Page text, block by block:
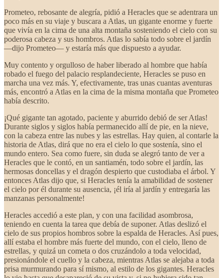
Prometeo, rebosante de alegría, pidió a Heracles que se adentrara un
poco más en su viaje y buscara a Atlas, un gigante enorme y fuerte
que vivía en la cima de una alta montaña sosteniendo el cielo con su
poderosa cabeza y sus hombros. Atlas lo sabía todo sobre el jardín
—dijo Prometeo— y estaría más que dispuesto a ayudar.
Muy contento y orgulloso de haber liberado al hombre que había
robado el fuego del palacio resplandeciente, Heracles se puso en
marcha una vez más. Y, efectivamente, tras unas cuantas aventuras
más, encontró a Atlas en la cima de la misma montaña que Prometeo
había descrito.
¡Qué gigante tan agotado, paciente y aburrido debió de ser Atlas!
Durante siglos y siglos había permanecido allí de pie, en la nieve,
con la cabeza entre las nubes y las estrellas. Hay quien, al contarle la
historia de Atlas, dirá que no era el cielo lo que sostenía, sino el
mundo entero. Sea como fuere, sin duda se alegró tanto de ver a
Heracles que le contó, en un santiamén, todo sobre el jardín, las
hermosas doncellas y el dragón despierto que custodiaba el árbol. Y
entonces Atlas dijo que, si Heracles tenía la amabilidad de sostener
el cielo por él durante su ausencia, ¡él iría al jardín y entregaría las
manzanas personalmente!
Heracles accedió a este plan, y con una facilidad asombrosa,
teniendo en cuenta la tarea que debía de suponer. Atlas deslizó el
cielo de sus propios hombros sobre la espalda de Heracles. Así pues,
allí estaba el hombre más fuerte del mundo, con el cielo, lleno de
estrellas, y quizá un cometa o dos cruzándolo a toda velocidad,
presionándole el cuello y la cabeza, mientras Atlas se alejaba a toda
prisa murmurando para sí mismo, al estilo de los gigantes. Heracles